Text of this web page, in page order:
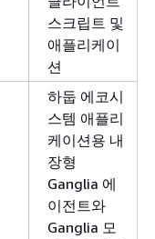
스크립트 및
애플리케이
션
하둡 에코시
스템 애플리
케이션용 내
장형
Ganglia 에
이전트와
Ganglia 모